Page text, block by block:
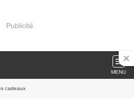
Publicité
MENU
cadeaux